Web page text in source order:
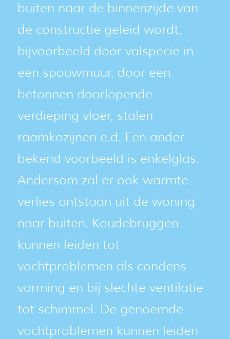
buiten naar de binnenzijde van
de constructie geleid wordt,
bijvoorbeeld door valspecie in
een spouwmuur, door een
betonnen doorlopende
verdieping vloer, stalen
raamkozijnen e.d. Een ander
bekend voorbeeld is enkelglas.
Andersom zal er ook warmte
verlies ontstaan uit de woning
naar buiten. Koudebruggen
kunnen leiden tot
vochtproblemen als condens
vorming en bij slechte ventilatie
tot schimmel. De genoemde
vochtproblemen kunnen leiden